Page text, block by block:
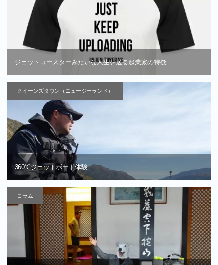
ジェットコースターみたいな人生を送る起業家の特徴
クイーンズタウン（ニュージーランド）
360℃ジェットボード体験
コラム